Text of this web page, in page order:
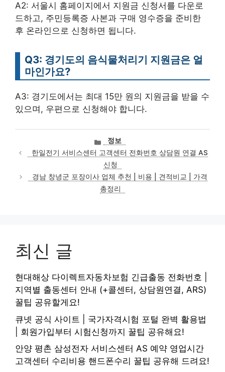
A2: 서울시 홈페이지에서 지원금 신청서를 다운로
드하고, 주민등록증 사본과 구매 영수증을 준비한
후 온라인으로 신청하면 됩니다.
Q3: 경기도의 음식물처리기 지원금은 얼
마인가요?
A3: 경기도에서는 최대 15만 원의 지원금을 받을 수
있으며, 우편으로 신청해야 합니다.
카
테
고
리
정보
한일전기 서비스센터 고객센터 전화번호 상담원 연결 AS
신청
경남 창녕군 포장이사 업체 추천 | 비용 | 견적비교 | 가격
총정리
최신 글
현대해상 다이렉트자동차보험 긴급출동 전화번호 |
지역별 출동센터 안내 (+콜센터, 상담원연결, ARS)
꿀팁 공유할게요!
큐넷 공식 사이트 | 국가자격시험 포털 완벽 활용법
| 회원가입부터 시험신청까지 꿀팁 공유해요!
안양 평촌 삼성전자 서비스센터 AS 예약 영업시간
고객센터 수리비용 핸드폰수리 꿀팁 공유해 드려요!